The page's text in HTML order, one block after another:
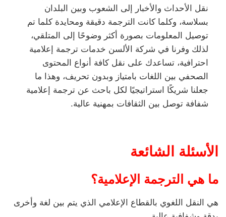
نقل الأحداث والأخبار إلى الشعوب وبين البلدان
بسلاسة، وكلما كانت الترجمة دقيقة ومحايدة كلما تم
توصيل المعلومات بصورة أكثر وضوحًا إلى المتلقي،
لذلك وفرنا في شركة الألسن خدمات ترجمة إعلامية
احترافية، تساعدك على نقل كافة أنواع المحتوى
الصحفي بين اللغات بامتياز وبدون تحريف، وهذا ما
جعلنا شريكًا استراتيجيًا لكل باحث عن ترجمة إعلامية
شفافة توصل بين الثقافات بمهنية عالية.
الأسئلة الشائعة
ما هي الترجمة الإعلامية؟
هي النقل اللغوي بالقطاع الإعلامي الذي يتم بين لغة وأخرى